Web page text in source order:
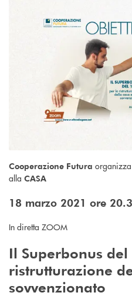
Cooperazione Futura
alla CASA
18 marzo 2021 ore
In diretta ZOOM
Il Superbonus
ristrutturazione
sovvenzionato